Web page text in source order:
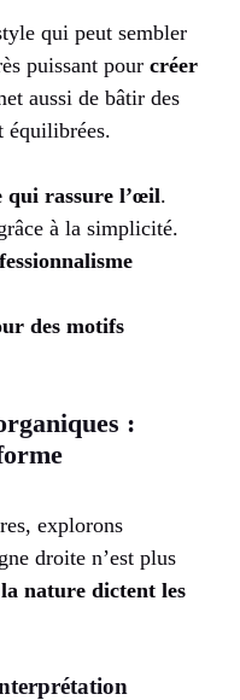
qui peut sembler
puissant pour créer
aussi de bâtir des
équilibrées.
qui rassure l’œil.
à la simplicité.
des motifs
:
explorons
droite n’est plus
nature dictent les